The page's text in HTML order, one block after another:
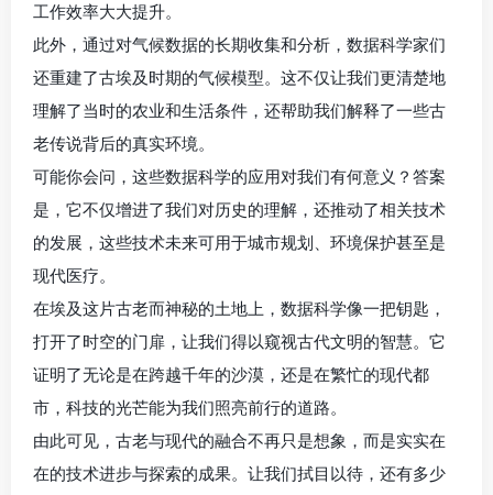
工作效率大大提升。
此外，通过对气候数据的长期收集和分析，数据科学家们
还重建了古埃及时期的气候模型。这不仅让我们更清楚地
理解了当时的农业和生活条件，还帮助我们解释了一些古
老传说背后的真实环境。
可能你会问，这些数据科学的应用对我们有何意义？答案
是，它不仅增进了我们对历史的理解，还推动了相关技术
的发展，这些技术未来可用于城市规划、环境保护甚至是
现代医疗。
在埃及这片古老而神秘的土地上，数据科学像一把钥匙，
打开了时空的门扉，让我们得以窥视古代文明的智慧。它
证明了无论是在跨越千年的沙漠，还是在繁忙的现代都
市，科技的光芒能为我们照亮前行的道路。
由此可见，古老与现代的融合不再只是想象，而是实实在
在的技术进步与探索的成果。让我们拭目以待，还有多少